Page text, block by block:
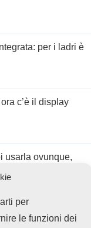
per
le funzioni dei
per i ladri è
c’è il display
usarla ovunque,